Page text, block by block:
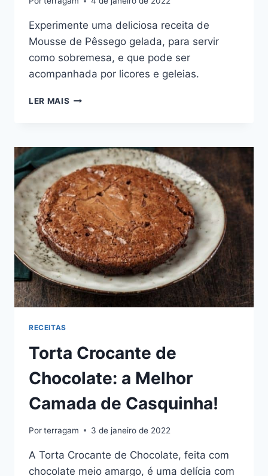
Experimente uma deliciosa receita de
Mousse de Pêssego gelada, para servir
como sobremesa, e que pode ser
acompanhada por licores e geleias.
LER MAIS MOUSSE
PARA
REFRESCAR
O
SEU
VERÃO
RECEITAS
Torta Crocante de
Chocolate: a Melhor
Camada de Casquinha!
Porterragam 3 de janeiro de 2022
A Torta Crocante de Chocolate, feita com
chocolate meio amargo, é uma delícia com